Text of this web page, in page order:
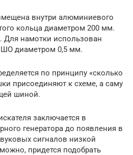
внутри алюминиевого
кольца диаметром 200 мм.
Для намотки использован
диаметром 0,5 мм.
по принципу «сколько
присоединяют к схеме, а саму
шиной.
заключается в
генератора до появления в
сигналов низкой
придется подобрать